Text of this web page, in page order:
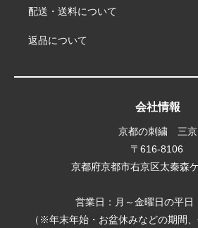
配送・送料について
返品について
会社情報
京都の刺繍 三京
〒616-8106
京都府京都市右京区太秦森
営業日：月～金曜日の平
（※年末年始・お盆休みなどの期間